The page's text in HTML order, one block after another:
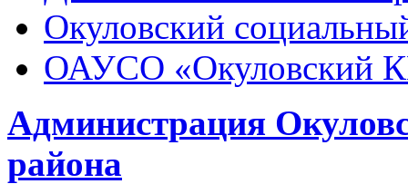
Окуловский
ОАУСО «Окуловский
Администрация
района